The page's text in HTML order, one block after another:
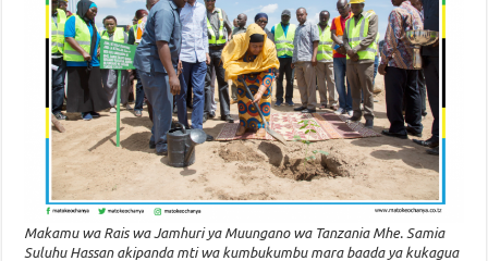
Makamu wa Rais wa Jamhuri ya Muungano wa Tanzania Mhe. Samia
Suluhu Hassan akipanda mti wa kumbukumbu mara baada ya kukagua